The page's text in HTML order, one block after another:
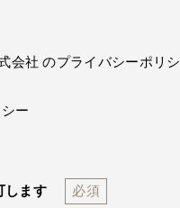
会社 のプライバシーポリシ
ー
します